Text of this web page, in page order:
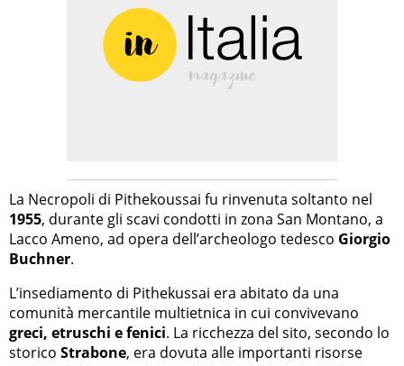
La Necropoli di Pithekoussai fu rinvenuta soltanto nel
1955, durante gli scavi condotti in zona San Montano, a
Lacco Ameno, ad opera dell’archeologo tedesco Giorgio
Buchner.
L’insediamento di Pithekussai era abitato da una
comunità mercantile multietnica in cui convivevano
greci, etruschi e fenici. La ricchezza del sito, secondo lo
storico Strabone, era dovuta alle importanti risorse